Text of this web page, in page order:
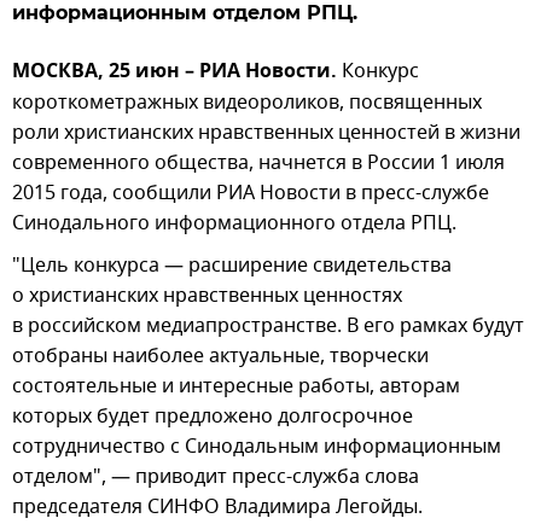
информационным отделом РПЦ.
МОСКВА, 25 июн – РИА Новости. Конкурс
короткометражных видеороликов, посвященных
роли христианских нравственных ценностей в жизни
современного общества, начнется в России 1 июля
2015 года, сообщили РИА Новости в пресс-службе
Синодального информационного отдела РПЦ.
"Цель конкурса — расширение свидетельства
о христианских нравственных ценностях
в российском медиапространстве. В его рамках будут
отобраны наиболее актуальные, творчески
состоятельные и интересные работы, авторам
которых будет предложено долгосрочное
сотрудничество с Синодальным информационным
отделом", — приводит пресс-служба слова
председателя СИНФО Владимира Легойды.